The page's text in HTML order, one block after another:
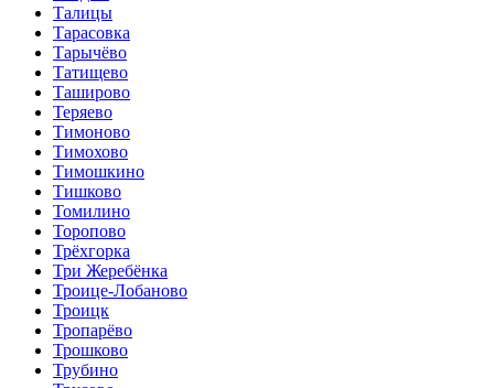
Талицы
Тарасовка
Тарычёво
Татищево
Таширово
Теряево
Тимоново
Тимохово
Тимошкино
Тишково
Томилино
Торопово
Трёхгорка
Три Жеребёнка
Троице-Лобаново
Троицк
Тропарёво
Трошково
Трубино